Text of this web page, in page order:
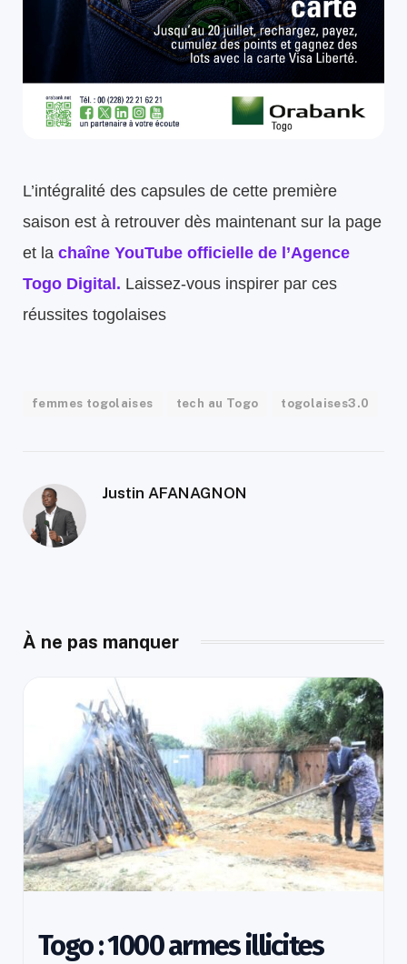
L’intégralité des capsules de cette première
saison est à retrouver dès maintenant sur la page
et la chaîne YouTube officielle de l’Agence
Togo Digital. Laissez-vous inspirer par ces
réussites togolaises
femmes togolaises tech au Togo togolaises3.0
Justin AFANAGNON
À ne pas manquer
Togo : 1000 armes illicites